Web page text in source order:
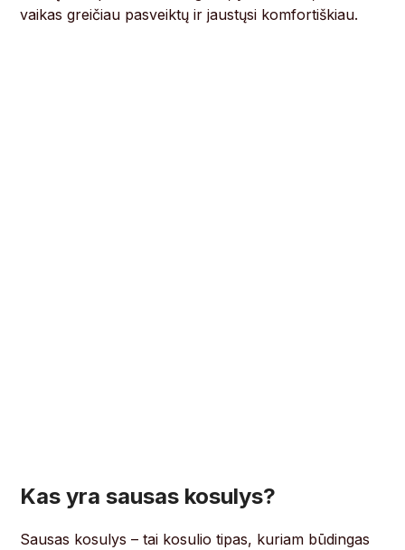
vaikas greičiau pasveiktų ir jaustųsi komfortiškiau.
Kas yra sausas kosulys?
Sausas kosulys – tai kosulio tipas, kuriam būdingas